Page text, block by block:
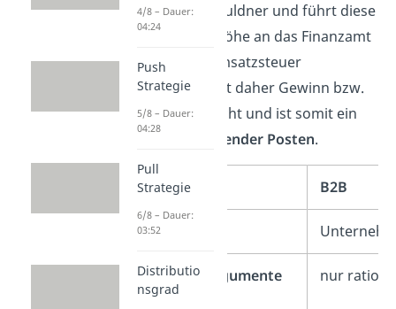
Steuerschuldner und führt diese
in voller Höhe an das Finanzamt
ab.
Die Umsatzsteuer
beeinflusst daher Gewinn bzw.
Verlust nicht und ist somit ein
durchlaufender Posten.
B2B
Zielgruppe
Verkaufsargumente nur
4/8 – Dauer:
04:24
Push
Strategie
5/8 – Dauer:
04:28
Pull
Strategie
6/8 – Dauer:
03:52
Distributio
nsgrad